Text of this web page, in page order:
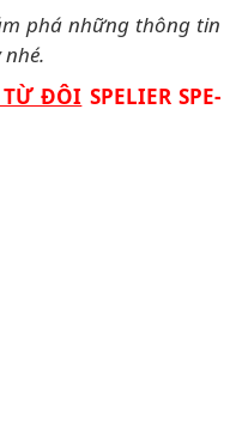
phá những thông tin
TỪ ĐÔI SPELIER SPE-